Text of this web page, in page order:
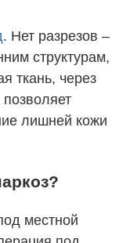
. Нет разрезов –
структурам,
ткань, через
лишней кожи
местной